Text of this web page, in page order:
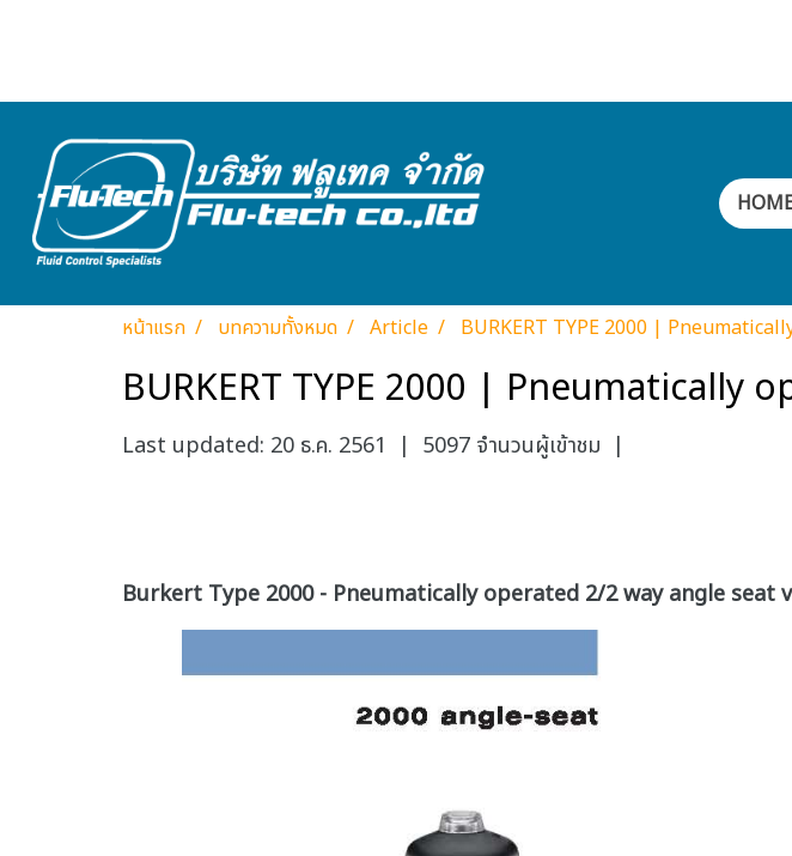
หน้าแรก บทความทั้งหมด Article BURKERT TYPE 2000 |
BURKERT TYPE 2000 | Pneumatically
Last updated: 20 ธ.ค. 2561 | 5097 จำนวนผู้เข้าชม |
Burkert Type 2000 - Pneumatically operated 2/2 way angle seat